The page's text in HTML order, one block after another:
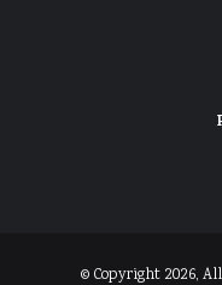
© Copyright 2026,